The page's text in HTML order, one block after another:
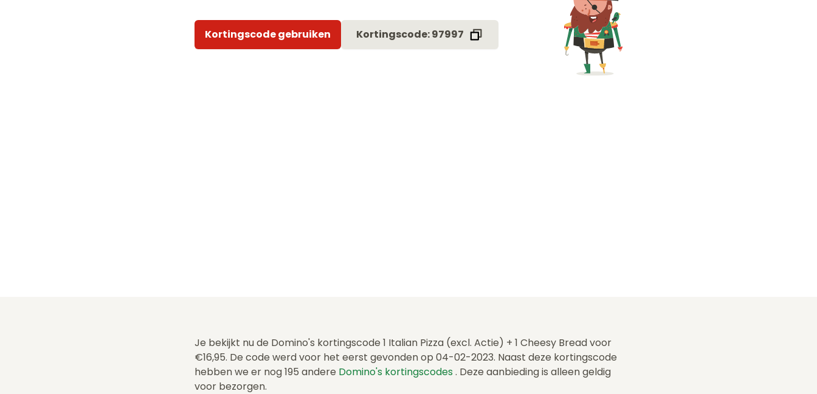
Kortingscode gebruiken Kortingscode: 97997
Je bekijkt nu de Domino's kortingscode 1 Italian Pizza (excl. Actie) + 1 Cheesy Bread voor
€16,95. De code werd voor het eerst gevonden op 04-02-2023. Naast deze kortingscode
hebben we er nog 195 andere Domino's kortingscodes . Deze aanbieding is alleen geldig
voor bezorgen.